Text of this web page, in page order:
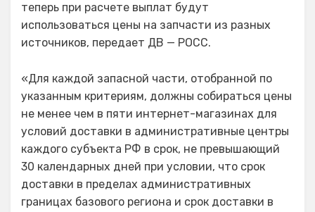
теперь при расчете выплат будут
использоваться цены на запчасти из разных
источников, передает ДВ — РОСС.
«Для каждой запасной части, отобранной по
указанным критериям, должны собираться цены
не менее чем в пяти интернет-магазинах для
условий доставки в административные центры
каждого субъекта РФ в срок, не превышающий
30 календарных дней при условии, что срок
доставки в пределах административных
границах базового региона и срок доставки в